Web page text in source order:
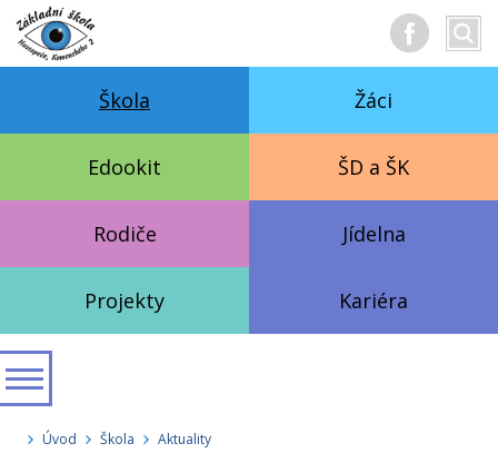
text
Škola Žáci
Edookit ŠD a ŠK
Rodiče Jídelna
Projekty Kariéra
Úvod Škola Aktuality